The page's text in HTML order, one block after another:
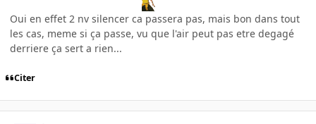
Oui en effet 2 nv silencer ca passera pas, mais bon dans tout
les cas, meme si ça passe, vu que l'air peut pas etre degagé
derriere ça sert a rien...
Citer